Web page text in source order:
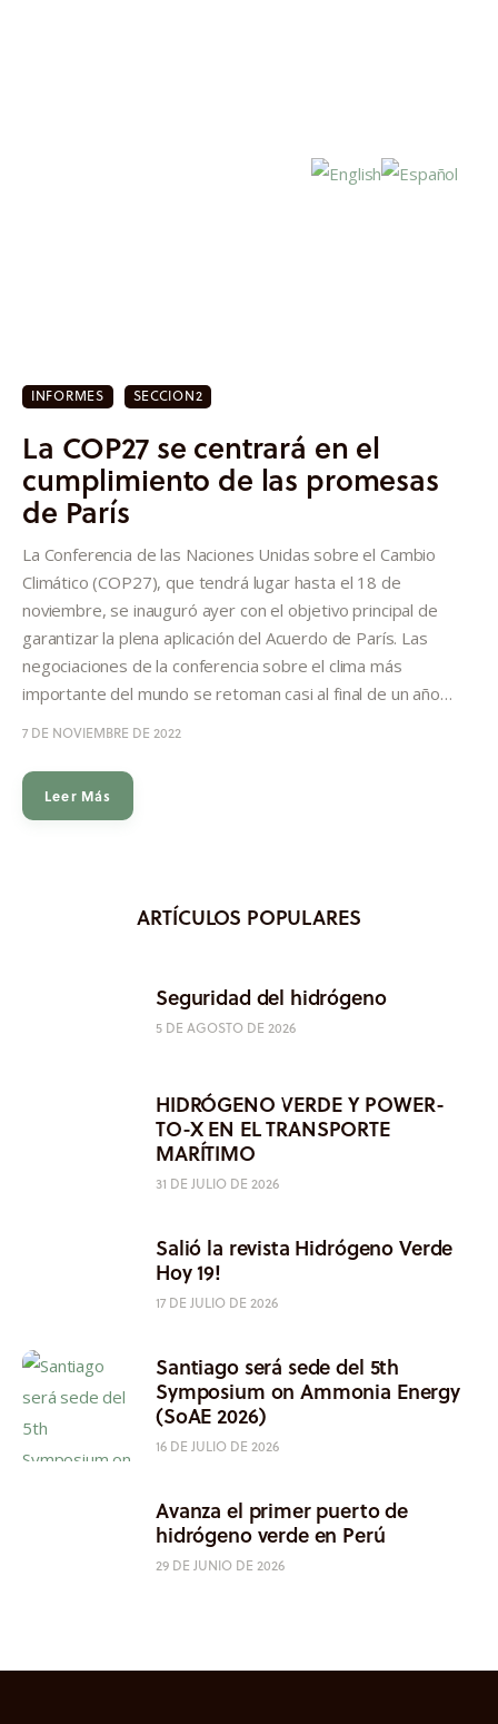
Investigación
Proyectos
Informes
Quiénes somos
INFORMES SECCION2
La COP27 se centrará en el
cumplimiento de las promesas
de París
La Conferencia de las Naciones Unidas sobre el Cambio
Climático (COP27), que tendrá lugar hasta el 18 de
noviembre, se inauguró ayer con el objetivo principal de
garantizar la plena aplicación del Acuerdo de París. Las
negociaciones de la conferencia sobre el clima más
importante del mundo se retoman casi al final de un año…
7 DE NOVIEMBRE DE 2022
Leer Más
ARTÍCULOS POPULARES
Seguridad del hidrógeno
5 DE AGOSTO DE 2026
HIDRÓGENO VERDE Y POWER-
TO-X EN EL TRANSPORTE
MARÍTIMO
31 DE JULIO DE 2026
Salió la revista Hidrógeno Verde
Hoy 19!
17 DE JULIO DE 2026
Santiago será sede del 5th
Symposium on Ammonia Energy
(SoAE 2026)
16 DE JULIO DE 2026
Avanza el primer puerto de
hidrógeno verde en Perú
29 DE JUNIO DE 2026